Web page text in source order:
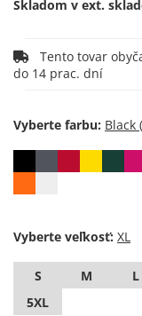
Skladom v ext.
do 14 prac. dní
Vyberte farbu:
Vyberte veľkosť:
S M L
5XL